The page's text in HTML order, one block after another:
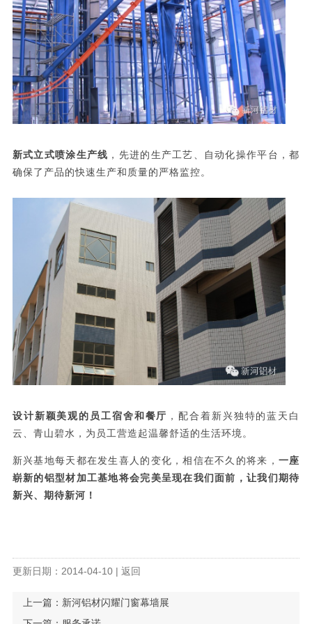
新式立式喷涂生产线 ，先进的生产工艺、自动化操作平台，都
确保了产品的快速生产和质量的严格监控。
设计新颖美观的员工宿舍和餐厅 ，配合着新兴独特的蓝天白
云、青山碧水，为员工营造起温馨舒适的生活环境。
新兴基地每天都在发生喜人的变化，相信在不久的将来， 一座
崭新的铝型材加工基地将会完美呈现在我们面前，让我们期待
新兴、期待新河！
更新日期：2014-04-10 | 返回
上一篇： 新河铝材闪耀门窗幕墙展